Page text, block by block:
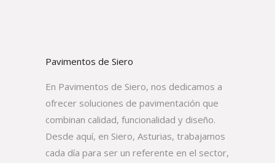
Pavimentos de Siero
En Pavimentos de Siero, nos dedicamos a
ofrecer soluciones de pavimentación que
combinan calidad, funcionalidad y diseño.
Desde aquí, en Siero, Asturias, trabajamos
cada día para ser un referente en el sector,